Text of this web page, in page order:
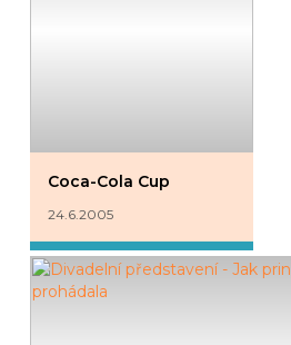
Coca-Cola Cup
24.6.2005